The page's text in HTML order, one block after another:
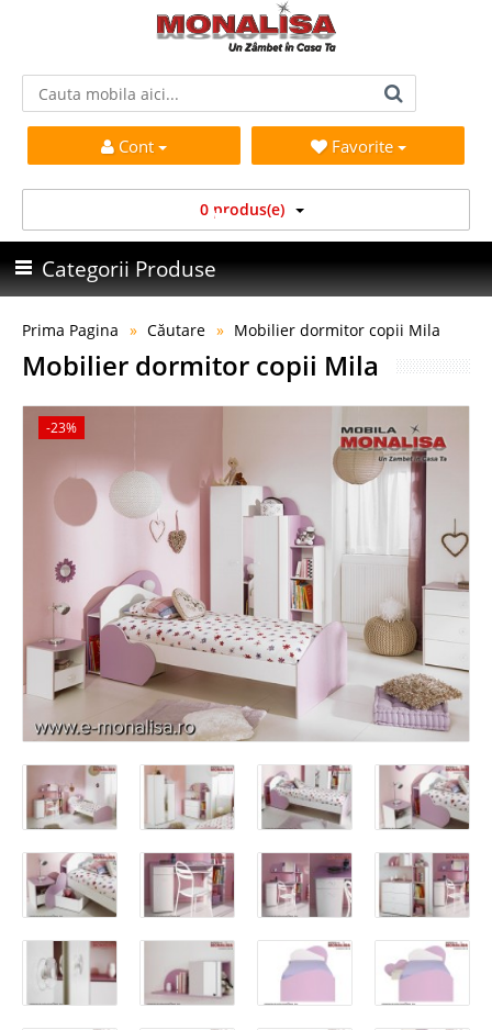
Cont Favorite
0 produs(e)
Categorii Produse
Prima Pagina Căutare Mobilier dormitor copii Mila
Mobilier dormitor copii Mila
-23%